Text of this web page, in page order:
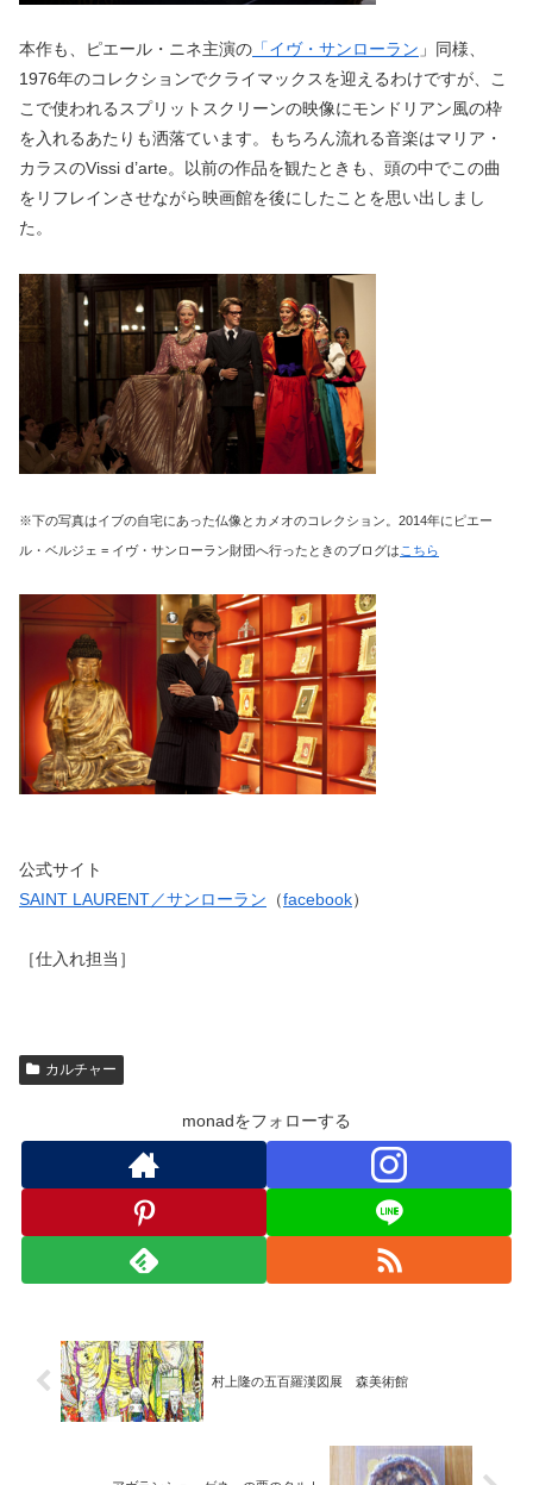
本作も、ピエール・ニネ主演の 「イヴ・サンローラン 」同様、
1976年のコレクションでクライマックスを迎えるわけですが、こ
こで使われるスプリットスクリーンの映像にモンドリアン風の枠
を入れるあたりも洒落ています。もちろん流れる音楽はマリア・
カラスのVissi d’arte。以前の作品を観たときも、頭の中でこの曲
をリフレインさせながら映画館を後にしたことを思い出しまし
た。
※下の写真はイブの自宅にあった仏像とカメオのコレクション。2014年にピエー
ル・ベルジェ = イヴ・サンローラン財団へ行ったときのブログは こちら
公式サイト
SAINT LAURENT／サンローラン （facebook）
［仕入れ担当］
カルチャー
monadをフォローする
村上隆の五百羅漢図展 森美術館